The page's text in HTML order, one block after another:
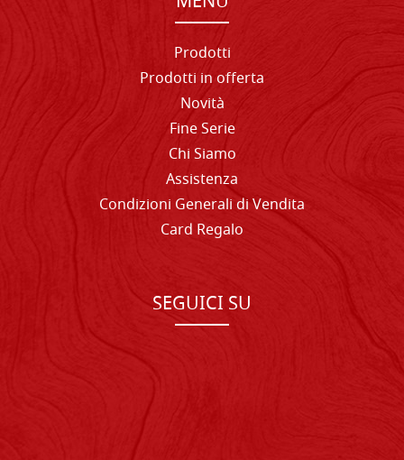
Prodotti
Prodotti in offerta
Novità
Fine Serie
Chi Siamo
Assistenza
Condizioni Generali di Vendita
Card Regalo
SEGUICI SU